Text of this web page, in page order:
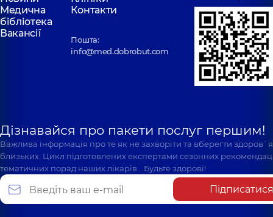
Медична
бібліотека
Контакти
Вакансії
Пошта:
info@med.dobrobut.com
Дізнавайся про пакети послуг першим!
Важлива інформація про те як не захворіти та вберегти
близьких. Цикл підготовлених експертами сезонних
тематичних порад наших лікарів… Будьте здорові!
Підписатися